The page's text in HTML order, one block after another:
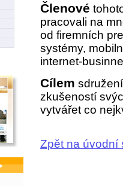
Členové
pracovali na
od firemních
systémy,
internet-
Cílem
zkušeností
vytvářet co
Zpět na úvodní